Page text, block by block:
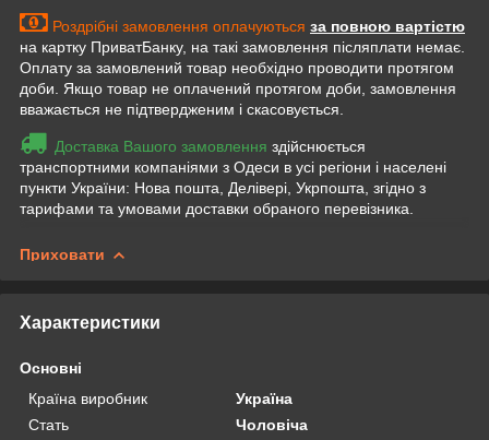
Роздрібні замовлення оплачуються за повною вартістю
на картку ПриватБанку, на такі замовлення післяплати немає.
Оплату за замовлений товар необхідно проводити протягом
доби. Якщо товар не оплачений протягом доби, замовлення
вважається не підтвердженим і скасовується.
Доставка Вашого замовлення здійснюється
транспортними компаніями з Одеси в усі регіони і населені
пункти України: Нова пошта, Делівері, Укрпошта, згідно з
тарифами та умовами доставки обраного перевізника.
Приховати
Характеристики
Основні
Країна виробник
Україна
Стать
Чоловіча